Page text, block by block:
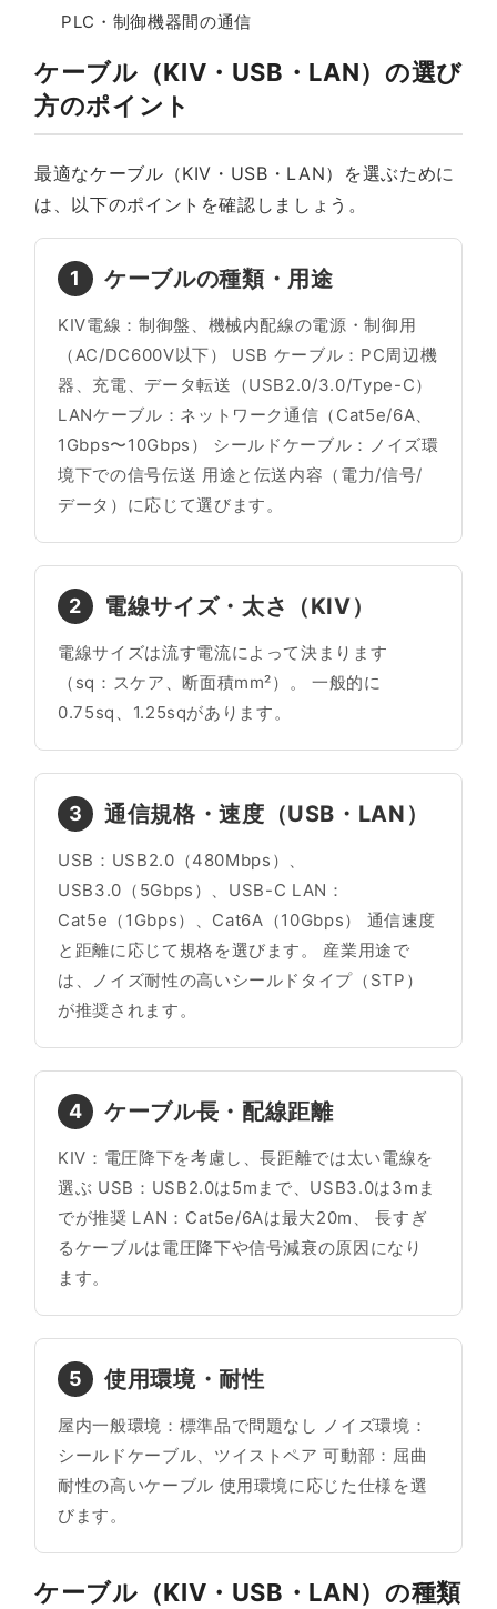
PLC・制御機器間の通信
ケーブル（KIV・USB・LAN）の選び
方のポイント
最適なケーブル（KIV・USB・LAN）を選ぶために
は、以下のポイントを確認しましょう。
1 ケーブルの種類・用途
KIV電線：制御盤、機械内配線の電源・制御用
（AC/DC600V以下） USB ケーブル：PC周辺機
器、充電、データ転送（USB2.0/3.0/Type-C）
LANケーブル：ネットワーク通信（Cat5e/6A、
1Gbps〜10Gbps） シールドケーブル：ノイズ環
境下での信号伝送 用途と伝送内容（電力/信号/
データ）に応じて選びます。
2 電線サイズ・太さ（KIV）
電線サイズは流す電流によって決まります
（sq：スケア、断面積mm²）。 一般的に
0.75sq、1.25sqがあります。
3 通信規格・速度（USB・LAN）
USB：USB2.0（480Mbps）、
USB3.0（5Gbps）、USB-C LAN：
Cat5e（1Gbps）、Cat6A（10Gbps） 通信速度
と距離に応じて規格を選びます。 産業用途で
は、ノイズ耐性の高いシールドタイプ（STP）
が推奨されます。
4 ケーブル長・配線距離
KIV：電圧降下を考慮し、長距離では太い電線を
選ぶ USB：USB2.0は5mまで、USB3.0は3mま
でが推奨 LAN：Cat5e/6Aは最大20m、 長すぎ
るケーブルは電圧降下や信号減衰の原因になり
ます。
5 使用環境・耐性
屋内一般環境：標準品で問題なし ノイズ環境：
シールドケーブル、ツイストペア 可動部：屈曲
耐性の高いケーブル 使用環境に応じた仕様を選
びます。
ケーブル（KIV・USB・LAN）の種類